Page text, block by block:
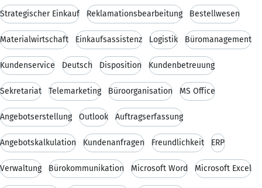
Strategischer Einkauf Reklamationsbearbeitung Bestellwesen
Materialwirtschaft Einkaufsassistenz Logistik Büromanagement
Kundenservice Deutsch Disposition Kundenbetreuung
Sekretariat Telemarketing Büroorganisation MS Office
Angebotserstellung Outlook Auftragserfassung
Angebotskalkulation Kundenanfragen Freundlichkeit ERP
Verwaltung Bürokommunikation Microsoft Word Microsoft Excel